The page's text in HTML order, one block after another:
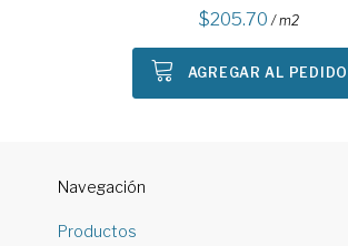
205.70 / m2
AGREGAR AL PEDIDO
Navegación
Productos